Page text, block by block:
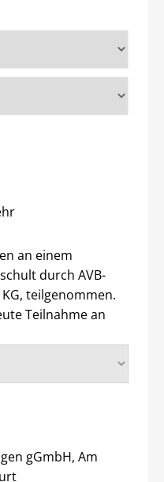
an einem
durch AVB-
teilgenommen.
Teilnahme an
gGmbH, Am